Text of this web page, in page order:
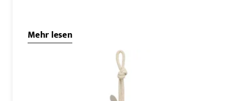
Mehr lesen